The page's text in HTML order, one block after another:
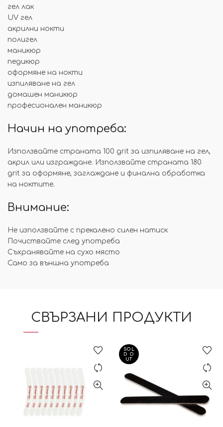
гел лак
UV гел
акрилни нокти
полигел
маникюр
педикюр
оформяне на нокти
изпиляване на гел
домашен маникюр
професионален маникюр
Начин на употреба:
Използвайте страната 100 grit за изпиляване на гел,
акрил или изграждане. Използвайте страната 180
grit за оформяне, заглаждане и финална обработка
на ноктите.
Внимание:
Не използвайте с прекалено силен натиск
Почиствайте след употреба
Съхранявайте на сухо място
Само за външна употреба
СВЪРЗАНИ ПРОДУКТИ
SOL
D O
UT